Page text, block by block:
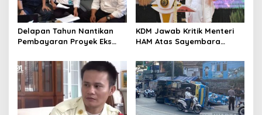
Delapan Tahun Nantikan
Pembayaran Proyek Eks
Tasikmalaya Akui Merugi 3,9
Miliar
KDM Jawab Kritik Menteri
HAM Atas Sayembara
Pelaku Kejahatan